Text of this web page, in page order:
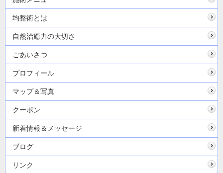
均整術とは
自然治癒力の大切さ
ごあいさつ
プロフィール
マップ＆写真
クーポン
新着情報＆メッセージ
ブログ
リンク